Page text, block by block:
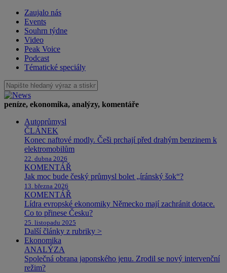
Zaujalo nás
Events
Souhrn týdne
Video
Peak Voice
Podcast
Tématické speciály
peníze, ekonomika, analýzy, komentáře
Autoprůmysl
ČLÁNEK
Konec naftové modly. Češi prchají před drahým benzinem k
elektromobilům
22. dubna 2026
KOMENTÁŘ
Jak moc bude český průmysl bolet „íránský šok“?
13. března 2026
KOMENTÁŘ
Lídra evropské ekonomiky Německo mají zachránit dotace.
Co to přinese Česku?
25. listopadu 2025
Další články z rubriky >
Ekonomika
ANALÝZA
Společná obrana japonského jenu. Zrodil se nový intervenční
režim?